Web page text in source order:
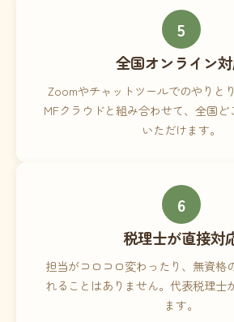
5
全国オンライン
Zoomやチャットツールでのやりと
MFクラウドと組み合わせて、全国
いただけます。
6
税理士が直接対
担当がコロコロ変わったり、無資格
れることはありません。代表税理士
ます。